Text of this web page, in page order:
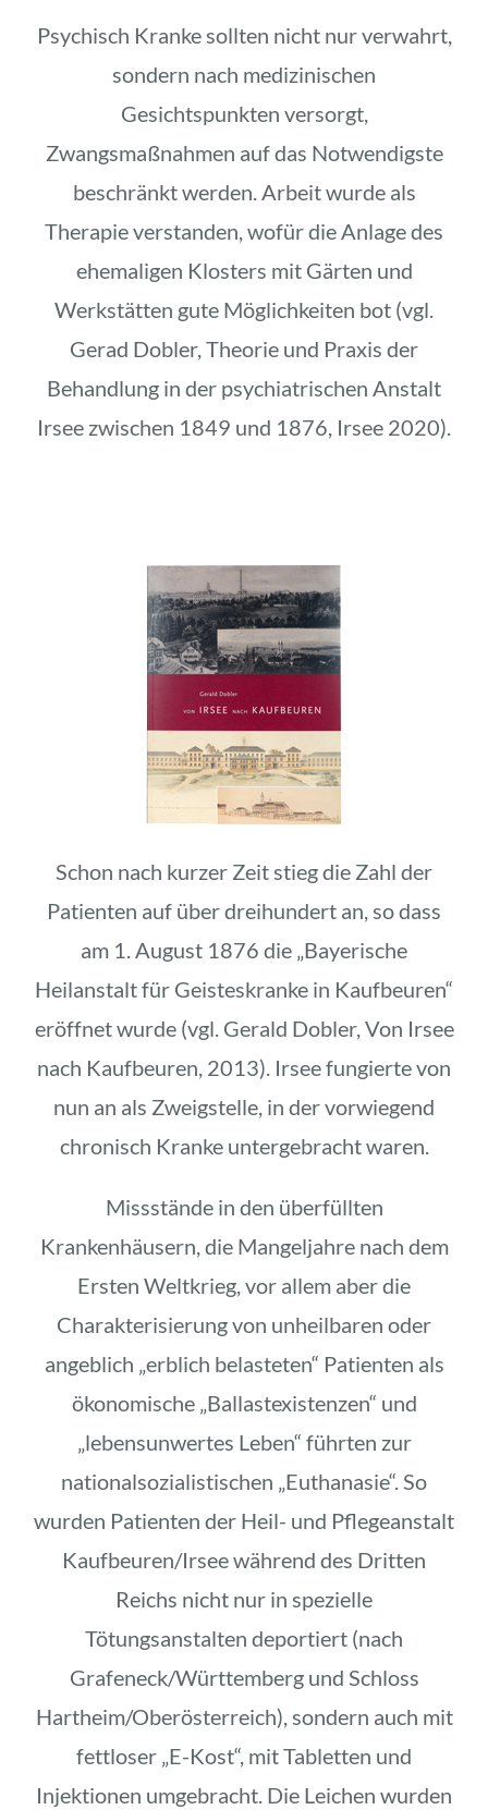
Psychisch Kranke sollten nicht nur verwahrt,
sondern nach medizinischen
Gesichtspunkten versorgt,
Zwangsmaßnahmen auf das Notwendigste
beschränkt werden. Arbeit wurde als
Therapie verstanden, wofür die Anlage des
ehemaligen Klosters mit Gärten und
Werkstätten gute Möglichkeiten bot (vgl.
Gerad Dobler, Theorie und Praxis der
Behandlung in der psychiatrischen Anstalt
Irsee zwischen 1849 und 1876, Irsee 2020).
Schon nach kurzer Zeit stieg die Zahl der
Patienten auf über dreihundert an, so dass
am 1. August 1876 die „Bayerische
Heilanstalt für Geisteskranke in Kaufbeuren“
eröffnet wurde (vgl. Gerald Dobler, Von Irsee
nach Kaufbeuren, 2013). Irsee fungierte von
nun an als Zweigstelle, in der vorwiegend
chronisch Kranke untergebracht waren.
Missstände in den überfüllten
Krankenhäusern, die Mangeljahre nach dem
Ersten Weltkrieg, vor allem aber die
Charakterisierung von unheilbaren oder
angeblich „erblich belasteten“ Patienten als
ökonomische „Ballastexistenzen“ und
„lebensunwertes Leben“ führten zur
nationalsozialistischen „Euthanasie“. So
wurden Patienten der Heil- und Pflegeanstalt
Kaufbeuren/Irsee während des Dritten
Reichs nicht nur in spezielle
Tötungsanstalten deportiert (nach
Grafeneck/Württemberg und Schloss
Hartheim/Oberösterreich), sondern auch mit
fettloser „E-Kost“, mit Tabletten und
Injektionen umgebracht. Die Leichen wurden